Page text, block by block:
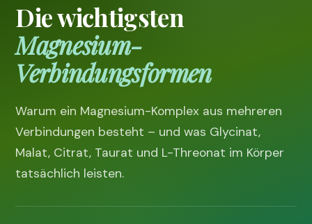
Die wichtigsten
Magnesium-
Verbindungsformen
Warum ein Magnesium-Komplex aus mehreren
Verbindungen besteht – und was Glycinat,
Malat, Citrat, Taurat und L-Threonat im Körper
tatsächlich leisten.